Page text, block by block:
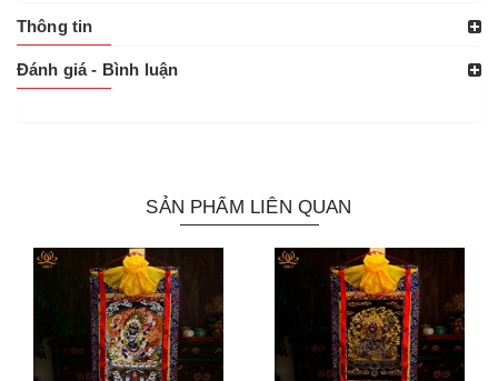
Thông tin
Đánh giá - Bình luận
SẢN PHẨM LIÊN QUAN